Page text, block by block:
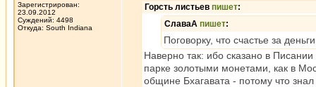
Зарегистрирован:
23.09.2012
Суждений: 4498
Откуда: South Indiana
Горсть листьев пишет:
СлаваА пишет:
Поговорку, что счастье за
Наверно так: ибо сказано в
парке золотыми монетами, как в
общине Бхагавата - потому что